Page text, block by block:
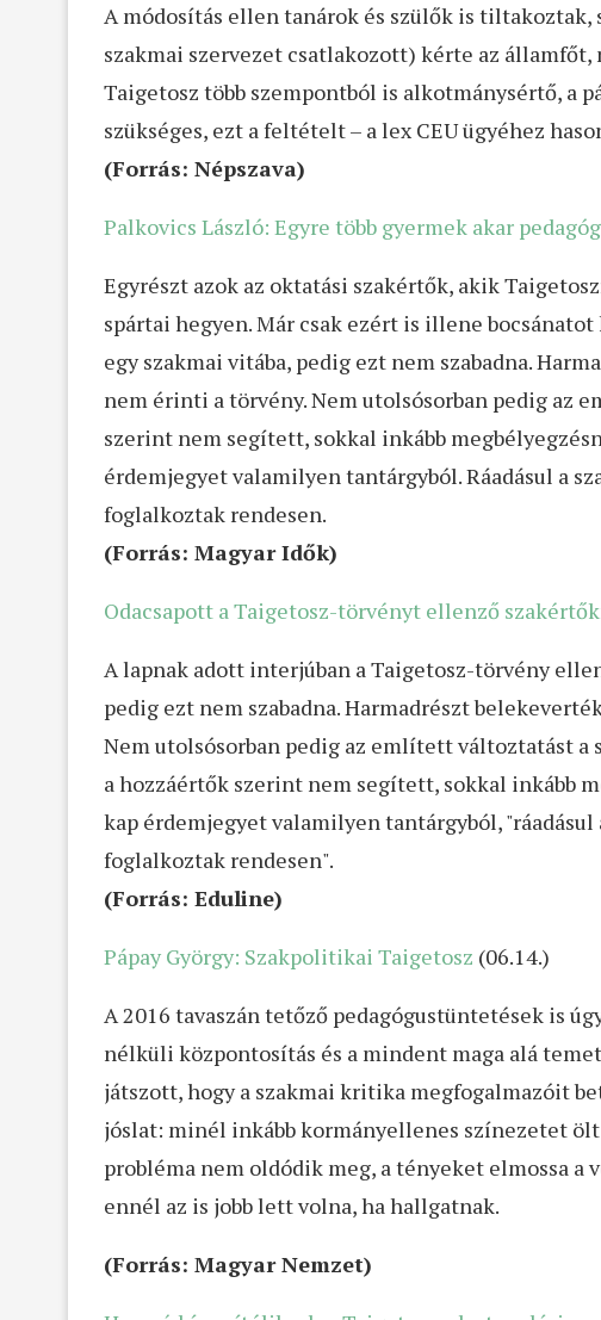
A módosítás ellen tanárok és szülők is
szakmai szervezet csatlakozott) kérte az államfőt,
Taigetosz több szempontból is alkotmánysértő, a
szükséges, ezt a feltételt – a lex CEU ügyéhez
(Forrás: Népszava)
Palkovics László: Egyre több gyermek akar
Egyrészt azok az oktatási szakértők, akik
spártai hegyen. Már csak ezért is illene
egy szakmai vitába, pedig ezt nem szabadna.
nem érinti a törvény. Nem utolsósorban pedig az
szerint nem segített, sokkal inkább
érdemjegyet valamilyen tantárgyból. Ráadásul a
foglalkoztak rendesen.
(Forrás: Magyar Idők)
Odacsapott a Taigetosz-törvényt ellenző
A lapnak adott interjúban a Taigetosz-törvény
pedig ezt nem szabadna. Harmadrészt
Nem utolsósorban pedig az említett változtatást
a hozzáértők szerint nem segített, sokkal inkább
kap érdemjegyet valamilyen tantárgyból,
foglalkoztak rendesen".
(Forrás: Eduline)
Pápay György: Szakpolitikai Taigetosz (06.14.)
A 2016 tavaszán tetőző pedagógustüntetések is
nélküli központosítás és a mindent maga alá
játszott, hogy a szakmai kritika megfogalmazóit
jóslat: minél inkább kormányellenes színezetet
probléma nem oldódik meg, a tényeket elmossa a
ennél az is jobb lett volna, ha hallgatnak.
(Forrás: Magyar Nemzet)